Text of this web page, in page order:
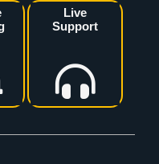
Live
Support